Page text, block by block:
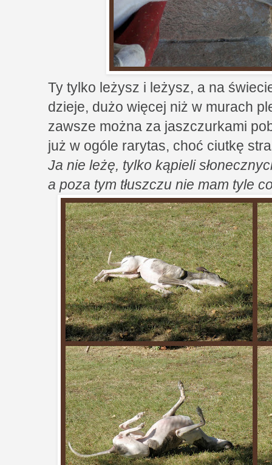
Ty tylko leżysz i leżysz, a na
dzieje, dużo więcej niż w murach
zawsze można za jaszczurkami
już w ogóle rarytas, choć ciutkę
Ja nie leżę, tylko kąpieli
a poza tym tłuszczu nie mam tyle